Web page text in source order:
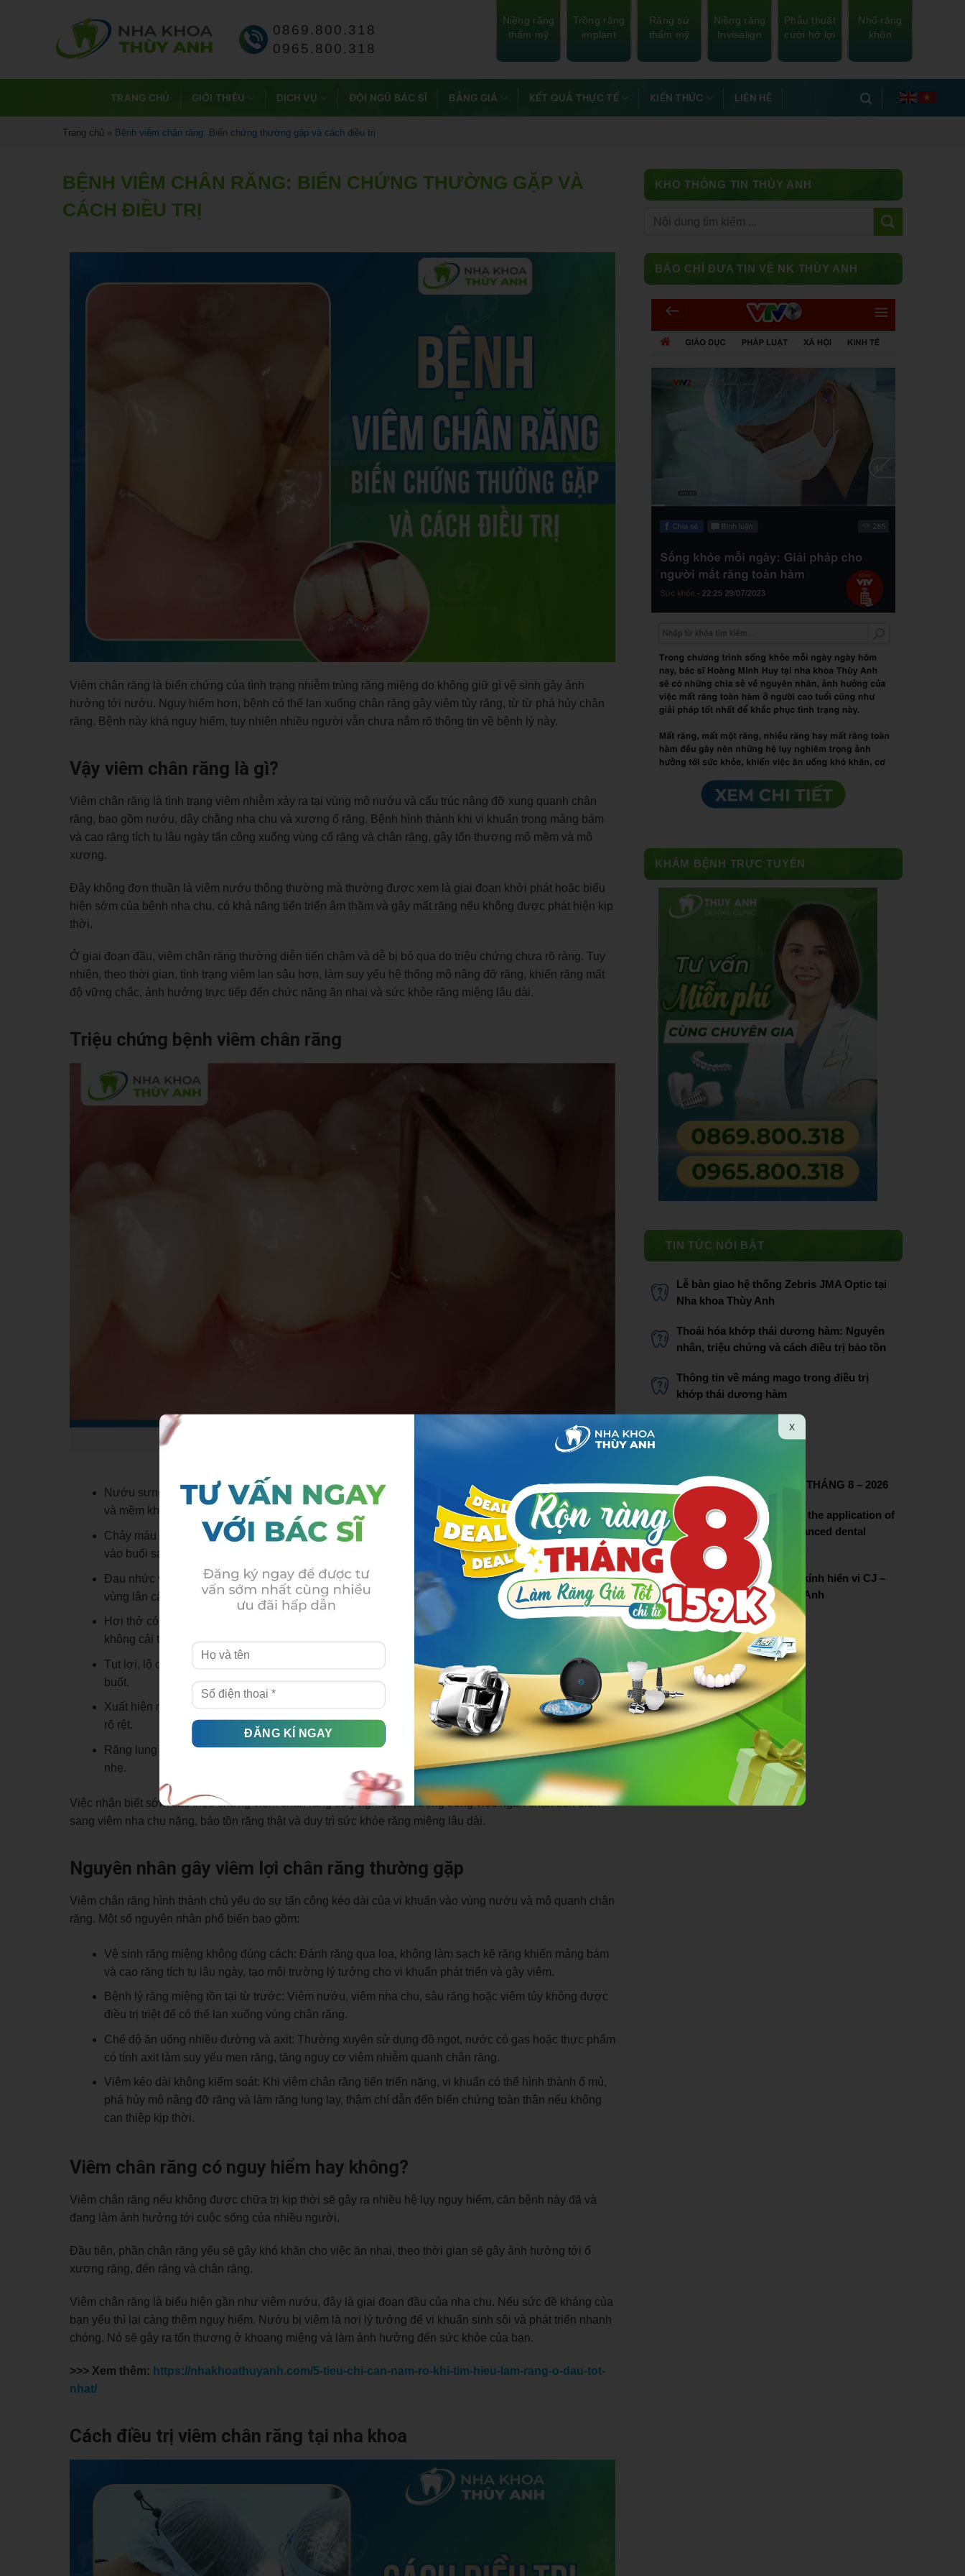
0869.800.318
0965.800.318
Niềng răng
thẩm mỹ
Trồng răng
implant
Răng sứ
thẩm mỹ
Niềng răng
Invisalign
Phẫu thuật
cười hở lợi
Nhổ răng
khôn
TRANG CHỦ GIỚI THIỆU DỊCH VỤ ĐỘI NGŨ BÁC SĨ BẢNG GIÁ KẾT QUẢ THỰC TẾ KIẾN THỨC LIÊN HỆ
Trang chủ » Bệnh viêm chân răng: Biến chứng thường gặp và cách điều trị
BỆNH VIÊM CHÂN RĂNG: BIẾN CHỨNG THƯỜNG GẶP VÀ
CÁCH ĐIỀU TRỊ
Viêm chân răng là biến chứng của tình trạng nhiễm trùng răng miệng do không giữ gì vệ sinh gây ảnh
hưởng tới nướu. Nguy hiểm hơn, bệnh có thể lan xuống chân răng gây viêm tủy răng, từ từ phá hủy chân
răng. Bệnh này khá nguy hiểm, tuy nhiên nhiều người vẫn chưa nắm rõ thông tin về bệnh lý này.
Vậy viêm chân răng là gì?
Viêm chân răng là tình trạng viêm nhiễm xảy ra tại vùng mô nướu và cấu trúc nâng đỡ xung quanh chân
răng, bao gồm nướu, dây chằng nha chu và xương ổ răng. Bệnh hình thành khi vi khuẩn trong mảng bám
và cao răng tích tụ lâu ngày tấn công xuống vùng cổ răng và chân răng, gây tổn thương mô mềm và mô
xương.
Đây không đơn thuần là viêm nướu thông thường mà thường được xem là giai đoạn khởi phát hoặc biểu
hiện sớm của bệnh nha chu, có khả năng tiến triển âm thầm và gây mất răng nếu không được phát hiện kịp
thời.
Ở giai đoạn đầu, viêm chân răng thường diễn tiến chậm và dễ bị bỏ qua do triệu chứng chưa rõ ràng. Tuy
nhiên, theo thời gian, tình trạng viêm lan sâu hơn, làm suy yếu hệ thống mô nâng đỡ răng, khiến răng mất
độ vững chắc, ảnh hưởng trực tiếp đến chức năng ăn nhai và sức khỏe răng miệng lâu dài.
Triệu chứng bệnh viêm chân răng
Nướu sưng đỏ, đổi màu: Nướu không còn hồng hào mà chuyển sang đỏ sẫm hoặc tím, sưng phồng
và mềm khi chạm vào.
Chảy máu chân răng: Dễ chảy máu khi đánh răng, dùng chỉ nha khoa hoặc thậm chí tự phát, đặc biệt
vào buổi sáng.
Đau nhức và cảm giác khó chịu: Đau âm ỉ hoặc đau nhói tại vùng chân răng, có thể lan ra hàm hoặc
vùng lân cận, tăng khi ăn nhai.
Hơi thở có mùi hôi kéo dài: Vi khuẩn tích tụ trong túi viêm tạo mùi khó chịu, súc miệng thông thường
không cải thiện triệt để.
Tụt lợi, lộ chân răng: Nướu dần co rút xuống, để lộ phần chân răng khiến răng trông dài hơn và dễ ê
buốt.
Xuất hiện mủ quanh chân răng: Ở giai đoạn nặng, có thể thấy túi mủ trắng hoặc vàng, kèm sưng đau
rõ rệt.
Răng lung lay: Do mô nâng đỡ bị phá hủy, răng mất độ ổn định, cảm nhận rõ khi nhai hoặc chạm
nhẹ.
Việc nhận biết sớm các triệu chứng viêm chân răng có ý nghĩa quan trọng trong việc ngăn chặn tiến triển
sang viêm nha chu nặng, bảo tồn răng thật và duy trì sức khỏe răng miệng lâu dài.
Nguyên nhân gây viêm lợi chân răng thường gặp
Viêm chân răng hình thành chủ yếu do sự tấn công kéo dài của vi khuẩn vào vùng nướu và mô quanh chân
răng. Một số nguyên nhân phổ biến bao gồm:
Vệ sinh răng miệng không đúng cách: Đánh răng qua loa, không làm sạch kẽ răng khiến mảng bám
và cao răng tích tụ lâu ngày, tạo môi trường lý tưởng cho vi khuẩn phát triển và gây viêm.
Bệnh lý răng miệng tồn tại từ trước: Viêm nướu, viêm nha chu, sâu răng hoặc viêm tủy không được
điều trị triệt để có thể lan xuống vùng chân răng.
Chế độ ăn uống nhiều đường và axit: Thường xuyên sử dụng đồ ngọt, nước có gas hoặc thực phẩm
có tính axit làm suy yếu men răng, tăng nguy cơ viêm nhiễm quanh chân răng.
Viêm kéo dài không kiểm soát: Khi viêm chân răng tiến triển nặng, vi khuẩn có thể hình thành ổ mủ,
phá hủy mô nâng đỡ răng và làm răng lung lay, thậm chí dẫn đến biến chứng toàn thân nếu không
can thiệp kịp thời.
Viêm chân răng có nguy hiểm hay không?
Viêm chân răng nếu không được chữa trị kịp thời sẽ gây ra nhiều hệ lụy nguy hiểm, căn bệnh này đã và
đang làm ảnh hưởng tới cuộc sống của nhiều người.
Đầu tiên, phần chân răng yếu sẽ gây khó khăn cho việc ăn nhai, theo thời gian sẽ gây ảnh hưởng tới ổ
xương răng, đến răng và chân răng.
Viêm chân răng là biểu hiện gần như viêm nướu, đây là giai đoạn đầu của nha chu. Nếu sức đề kháng của
bạn yếu thì lại càng thêm nguy hiểm. Nướu bị viêm là nơi lý tưởng để vi khuẩn sinh sôi và phát triển nhanh
chóng. Nó sẽ gây ra tổn thương ở khoang miệng và làm ảnh hưởng đến sức khỏe của bạn.
>>> Xem thêm: https://nhakhoathuyanh.com/5-tieu-chi-can-nam-ro-khi-tim-hieu-lam-rang-o-dau-tot-
nhat/
Cách điều trị viêm chân răng tại nha khoa
KHO THÔNG TIN THÙY ANH
BÁO CHÍ ĐƯA TIN VỀ NK THÙY ANH
KHÁM BỆNH TRỰC TUYẾN
TIN TỨC NỔI BẬT
Lễ bàn giao hệ thống Zebris JMA Optic tại
Nha khoa Thùy Anh
Thoái hóa khớp thái dương hàm: Nguyên
nhân, triệu chứng và cách điều trị bảo tồn
Thông tin về máng mago trong điều trị
khớp thái dương hàm
Bác sĩ Phạm Thị Lâm
CHƯƠNG TRÌNH ƯU ĐÃI THÁNG 8 – 2026
Thuy Anh dental pioneers the application of
dental microscopy in advanced dental
treatment
Lễ chuyển giao hệ thống kính hiển vi CJ –
OPTIK tại nha khoa Thùy Anh
x